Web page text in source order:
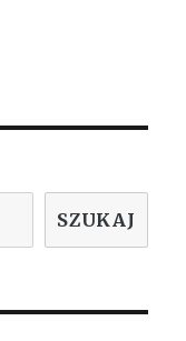
SZUKAJ